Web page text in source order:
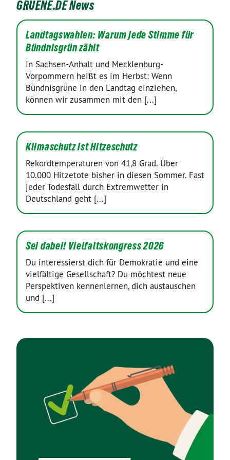
GRUENE.DE News
Landtagswahlen: Warum jede Stimme für
Bündnisgrün zählt
In Sachsen-Anhalt und Mecklenburg-
Vorpommern heißt es im Herbst: Wenn
Bündnisgrüne in den Landtag einziehen,
können wir zusammen mit den [...]
Klimaschutz ist Hitzeschutz
Rekordtemperaturen von 41,8 Grad. Über
10.000 Hitzetote bisher in diesen Sommer. Fast
jeder Todesfall durch Extremwetter in
Deutschland geht [...]
Sei dabei! Vielfaltskongress 2026
Du interessierst dich für Demokratie und eine
vielfältige Gesellschaft? Du möchtest neue
Perspektiven kennenlernen, dich austauschen
und [...]